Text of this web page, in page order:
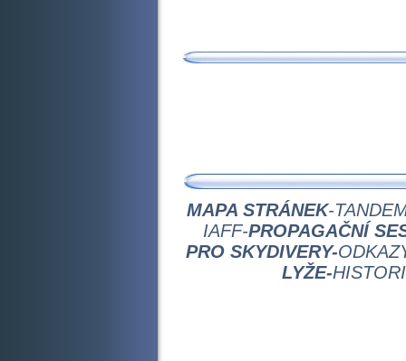
MAPA STRÁNEK-
IAFF-PROPAGAČNÍ
PRO SKYDIVERY-
LYŽE-